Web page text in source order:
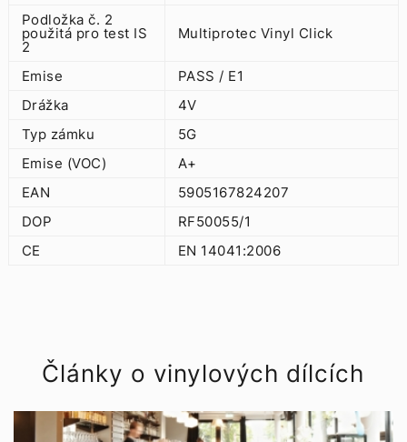
Podložka č. 2
použitá pro test IS
2
Multiprotec Vinyl Click
Emise
PASS / E1
Drážka
4V
Typ zámku
5G
Emise (VOC)
A+
EAN
5905167824207
DOP
RF50055/1
CE
EN 14041:2006
Články o vinylových dílcích